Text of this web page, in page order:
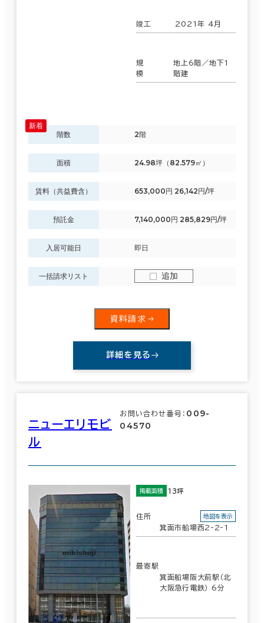
竣工 2021年 4月
規
模
地上6階／地下1
階建
階数 2階
面積 24.98坪（82.579㎡）
賃料（共益費含） 653,000円 26,142円/坪
預託金 7,140,000円 285,829円/坪
入居可能日 即日
一括請求リスト 追加
資料請求
詳細を見る
ニューエリモビ
ル
お問い合わせ番号： 009-
04570
掲載面積 13坪
住所
箕面市船場西2-2-1
地図を表示
最寄駅
箕面船場阪大前駅（北
大阪急行電鉄） 6分